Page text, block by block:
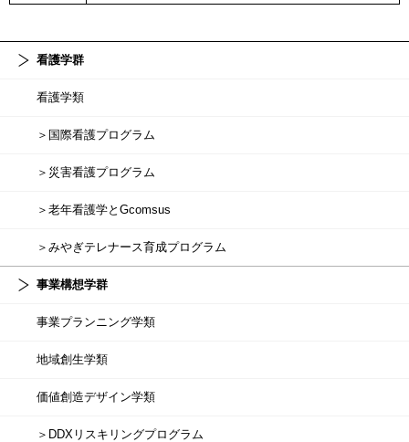
看護学群
看護学類
＞国際看護プログラム
＞災害看護プログラム
＞老年看護学とGcomsus
＞みやぎテレナース育成プログラム
事業構想学群
事業プランニング学類
地域創生学類
価値創造デザイン学類
＞DDXリスキリングプログラム